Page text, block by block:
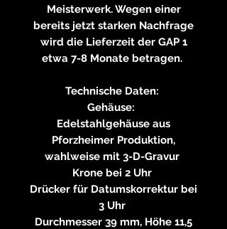
Meisterwerk. Wegen einer
bereits jetzt starken Nachfrage
wird die Lieferzeit der GAP 1
etwa 7-8 Monate betragen.
Technische Daten:
Gehäuse: ​
Edelstahlgehäuse aus
Pforzheimer Produktion,
wahlweise mit 3-D-Gravur
Krone bei 2 Uhr
Drücker für Datumskorrektur bei
3 Uhr
Durchmesser 39 mm, Höhe 11,5